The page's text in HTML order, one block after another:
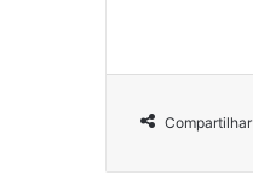
Compartilhar